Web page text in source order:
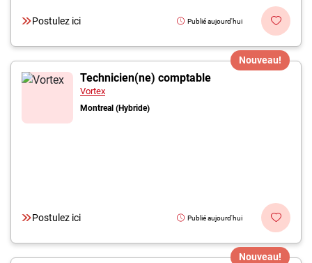
Postulez ici Publié aujourd'hui
Nouveau!
Technicien(ne) comptable
Vortex
Montreal (Hybride)
Postulez ici Publié aujourd'hui
Nouveau!